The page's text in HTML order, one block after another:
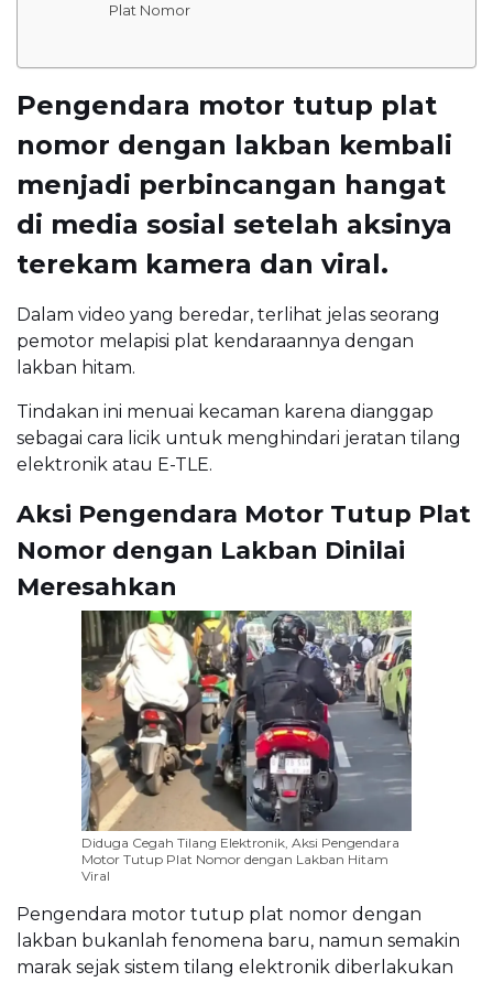
Plat Nomor
Pengendara motor tutup plat
nomor dengan lakban kembali
menjadi perbincangan hangat
di media sosial setelah aksinya
terekam kamera dan viral.
Dalam video yang beredar, terlihat jelas seorang
pemotor melapisi plat kendaraannya dengan
lakban hitam.
Tindakan ini menuai kecaman karena dianggap
sebagai cara licik untuk menghindari jeratan tilang
elektronik atau E-TLE.
Aksi Pengendara Motor Tutup Plat
Nomor dengan Lakban Dinilai
Meresahkan
Diduga Cegah Tilang Elektronik, Aksi Pengendara
Motor Tutup Plat Nomor dengan Lakban Hitam
Viral
Pengendara motor tutup plat nomor dengan
lakban bukanlah fenomena baru, namun semakin
marak sejak sistem tilang elektronik diberlakukan